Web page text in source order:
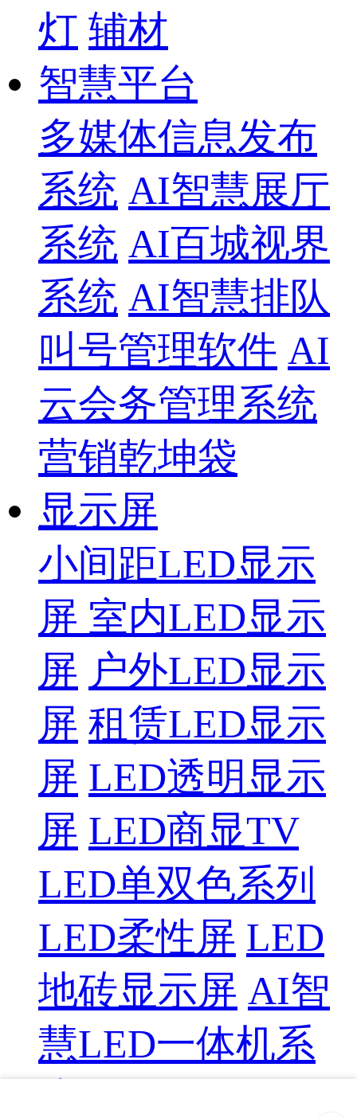
灯 辅材
智慧平台
多媒体信息发布
系统 AI智慧展厅
系统 AI百城视界
系统 AI智慧排队
叫号管理软件 AI
云会务管理系统
营销乾坤袋
显示屏
小间距LED显示
屏 室内LED显示
屏 户外LED显示
屏 租赁LED显示
屏 LED透明显示
屏 LED商显TV
LED单双色系列
LED柔性屏 LED
地砖显示屏 AI智
慧LED一体机系